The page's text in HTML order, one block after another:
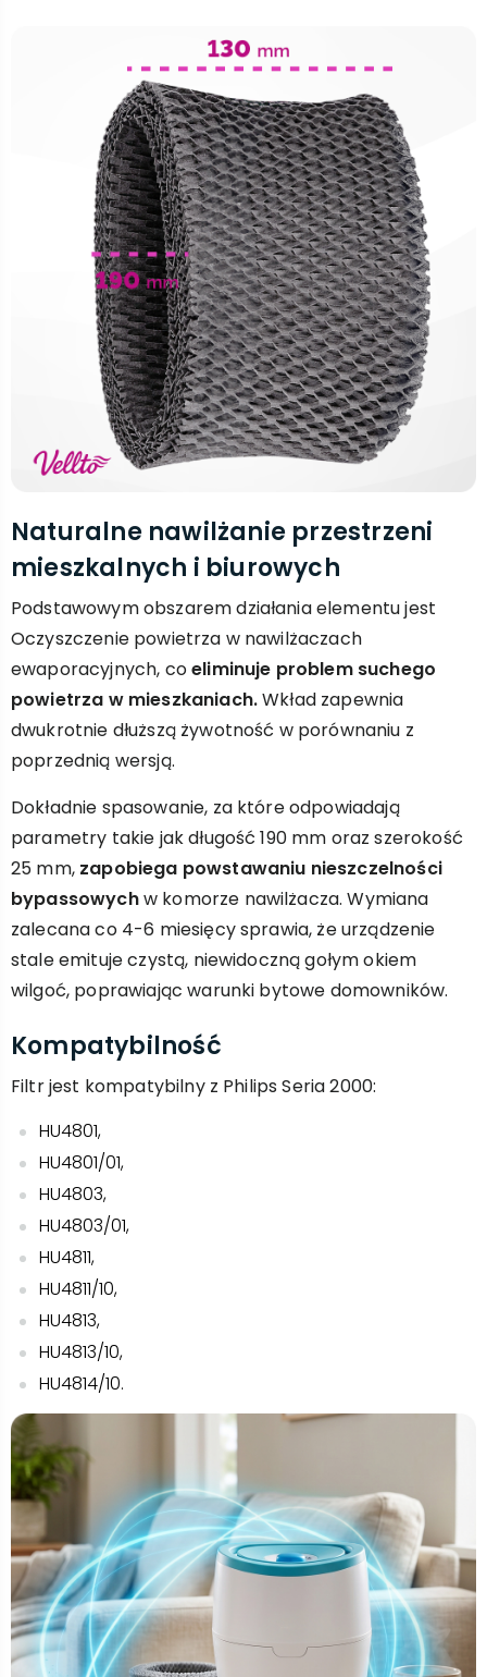
Naturalne nawilżanie przestrzeni
mieszkalnych i biurowych
Podstawowym obszarem działania elementu jest
Oczyszczenie powietrza w nawilżaczach
ewaporacyjnych, coeliminuje problem suchego
powietrza w mieszkaniach.Wkład zapewnia
dwukrotnie dłuższą żywotność w porównaniu z
poprzednią wersją.
Dokładnie spasowanie, za które odpowiadają
parametry takie jak długość 190 mm oraz szerokość
25 mm, zapobiega powstawaniu nieszczelności
bypassowychw komorze nawilżacza. Wymiana
zalecana co 4-6 miesięcy sprawia, że urządzenie
stale emituje czystą, niewidoczną gołym okiem
wilgoć, poprawiając warunki bytowe domowników.
Kompatybilność
Filtr jest kompatybilny z Philips Seria 2000:
HU4801,
HU4801/01,
HU4803,
HU4803/01,
HU4811,
HU4811/10,
HU4813,
HU4813/10,
HU4814/10.